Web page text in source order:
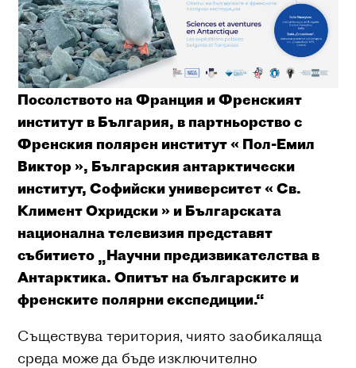
Посолството на Франция и Френският
институт в България, в партньорство с
Френския полярен институт « Пол-Емил
Виктор », Българския антарктически
институт, Софийски университет « Св.
Климент Охридски » и Българската
национална телевизия представят
събитието „Научни предизвикателства в
Антарктика. Опитът на българските и
френските полярни експедиции.“
Съществува територия, чиято заобикаляща
среда може да бъде изключително